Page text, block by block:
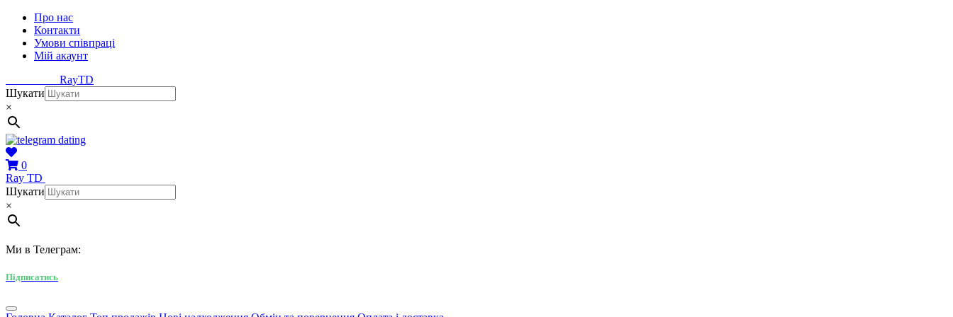
Про нас
Контакти
Умови співпраці
Мій акаунт
RayTD
Шукати
×
0
Ray TD
Шукати
×
Ми в Телеграм:
Підписатись